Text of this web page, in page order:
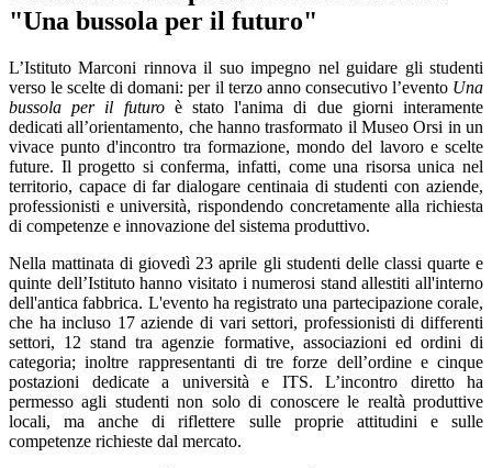
"Una bussola per il futuro"
L’Istituto Marconi rinnova il suo impegno nel guidare gli studenti
verso le scelte di domani: per il terzo anno consecutivo l’evento Una
bussola per il futuroè stato l'anima di due giorni interamente
dedicati all’orientamento, che hanno trasformato il Museo Orsi in un
vivace punto d'incontro tra formazione, mondo del lavoro e scelte
future. Il progetto si conferma, infatti, come una risorsa unica nel
territorio, capace di far dialogare centinaia di studenti con aziende,
professionisti e università, rispondendo concretamente alla richiesta
di competenze e innovazione del sistema produttivo.
Nella mattinata di giovedì 23 aprile gli studenti delle classi quarte e
quinte dell’Istituto hanno visitato i numerosi stand allestiti all'interno
dell'antica fabbrica. L'evento ha registrato una partecipazione corale,
che ha incluso 17 aziende di vari settori, professionisti di differenti
settori, 12 stand tra agenzie formative, associazioni ed ordini di
categoria; inoltre rappresentanti di tre forze dell’ordine e cinque
postazioni dedicate a università e ITS. L’incontro diretto ha
permesso agli studenti non solo di conoscere le realtà produttive
locali, ma anche di riflettere sulle proprie attitudini e sulle
competenze richieste dal mercato.